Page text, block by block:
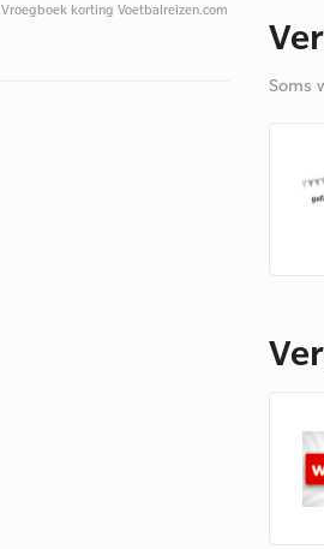
Soms
Vroegboek korting Voetbalreizen.com